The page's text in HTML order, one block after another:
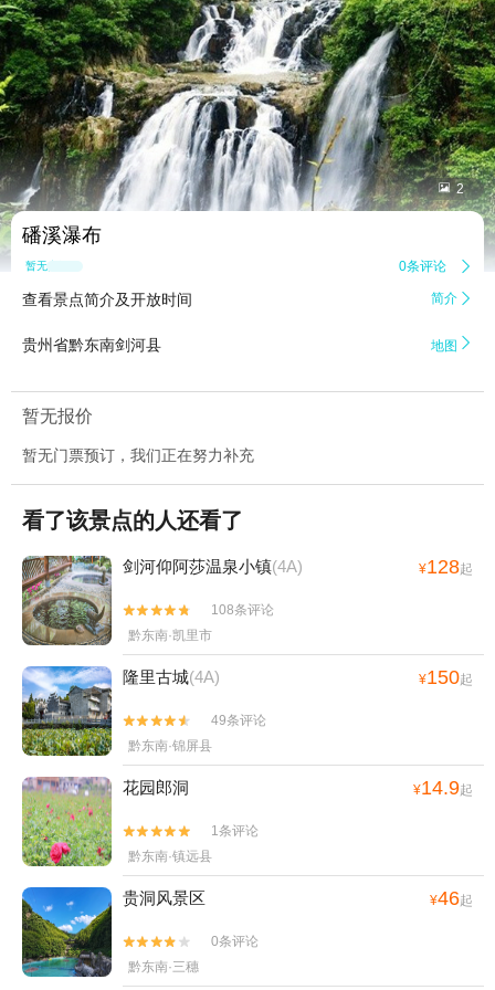
 2
磻溪瀑布
暂无点评 0条评论 
查看景点简介及开放时间 简介 
贵州省黔东南剑河县 地图 
暂无报价
暂无门票预订，我们正在努力补充
看了该景点的人还看了
剑河仰阿莎温泉小镇(4A) ¥128起


108条评论
黔东南·凯里市
隆里古城(4A) ¥150起


49条评论
黔东南·锦屏县
花园郎洞 ¥14.9起


1条评论
黔东南·镇远县
贵洞风景区 ¥46起


0条评论
黔东南·三穗
